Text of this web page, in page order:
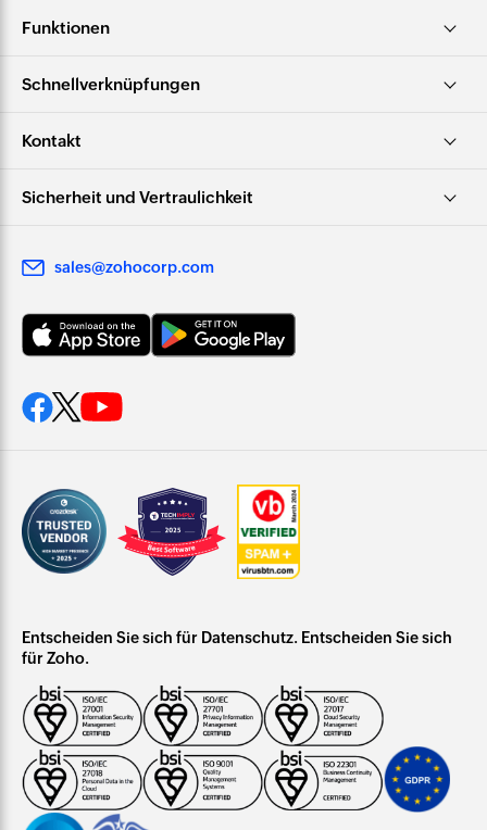
Funktionen
Schnellverknüpfungen
Kontakt
Sicherheit und Vertraulichkeit
sales@zohocorp.com
Entscheiden Sie sich für Datenschutz. Entscheiden Sie sich
für Zoho.